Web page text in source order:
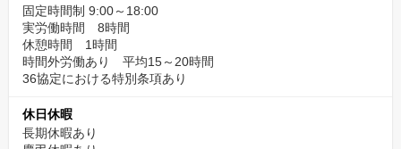
固定時間制 9:00～18:00
実労働時間 8時間
休憩時間 1時間
時間外労働あり 平均15～20時間
36協定における特別条項あり
休日休暇
長期休暇あり